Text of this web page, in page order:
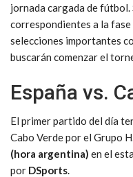
jornada cargada de
correspondientes a la
selecciones importantes
buscarán comenzar el
España vs.
El primer partido del día
Cabo Verde por el Grupo
(hora argentina) en el
por DSports.